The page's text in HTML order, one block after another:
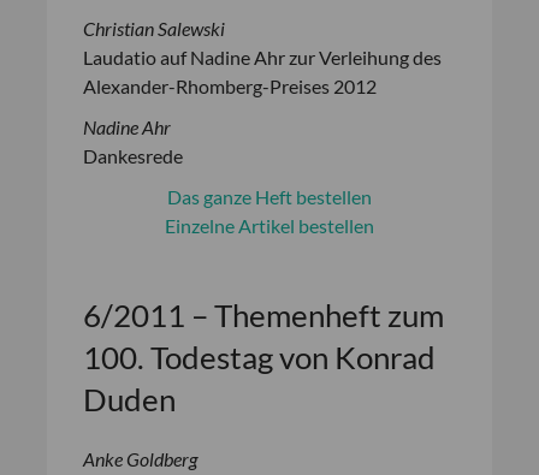
Christian Salewski
Laudatio auf Nadine Ahr zur Verleihung des
Alexander-Rhomberg-Preises 2012
Nadine Ahr
Dankesrede
Das ganze Heft bestellen
Einzelne Artikel bestellen
6/2011 – Themenheft zum
100. Todestag von Konrad
Duden
Anke Goldberg